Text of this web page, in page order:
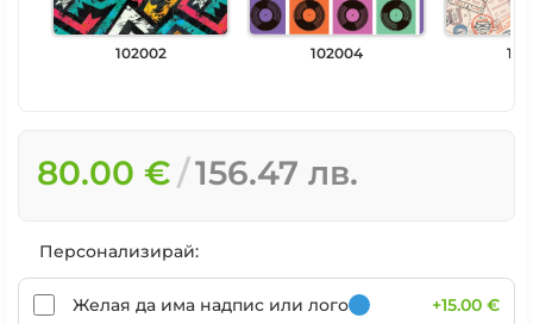
102002 102004
80.00 € 156.47 лв.
Персонализирай:
Желая да има надпис или лого +15.00 €